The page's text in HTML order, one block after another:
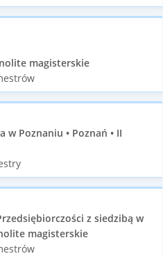
magisterskie
w Poznaniu • Poznań • II
z siedzibą w
magisterskie